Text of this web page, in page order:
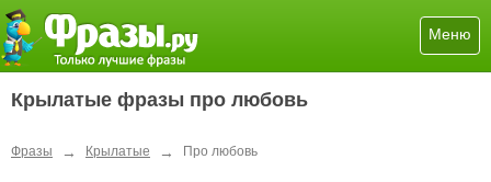
Меню
Крылатые фразы про любовь
Фразы → Крылатые → Про любовь